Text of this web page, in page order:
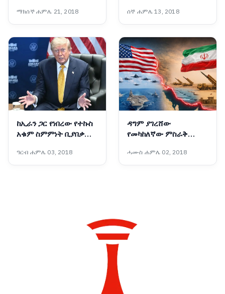
ስኬት
ማክሰኞ ሐምሌ 21, 2018
ዓለም አቀፍ ተቋማት ጠየቁ
ሰኞ ሐምሌ 13, 2018
ከኢራን ጋር የነበረው የተኩስ
አቁም ስምምነት ቢያበቃም
ትወያያለች፦ ፕሬዝዳንት
ትራምፕ
ዓርብ ሐምሌ 03, 2018
ዳግም ያገረሸው
የመካከለኛው ምስራቅ
ሓሙስ ሐምሌ 02, 2018